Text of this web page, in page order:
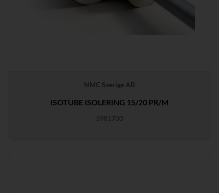
NMC Sverige AB
ISOTUBE ISOLERING 15/20 PR/M
3981700